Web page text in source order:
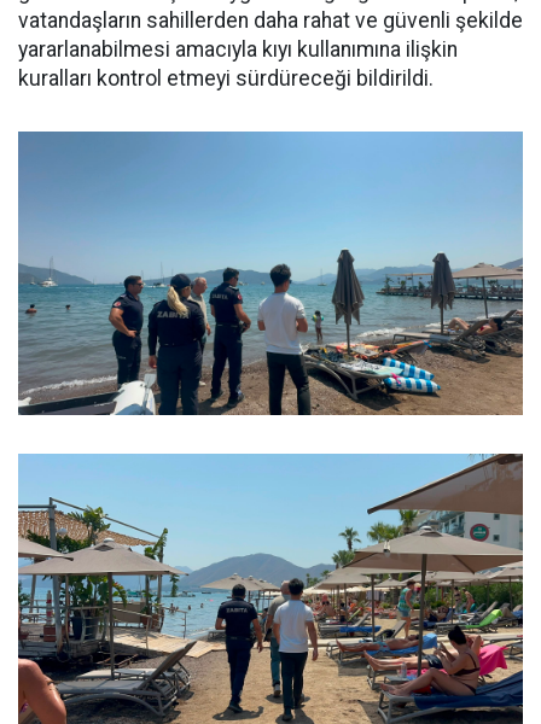
vatandaşların sahillerden daha rahat ve güvenli şekilde
yararlanabilmesi amacıyla kıyı kullanımına ilişkin
kuralları kontrol etmeyi sürdüreceği bildirildi.